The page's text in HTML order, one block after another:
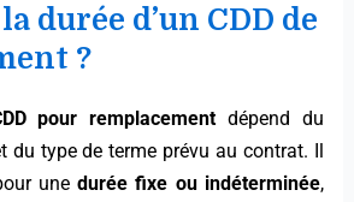
durée d’un CDD de
?
pour remplacementdépend du
du type de terme prévu au contrat. Il
unedurée fixe ou indéterminée,